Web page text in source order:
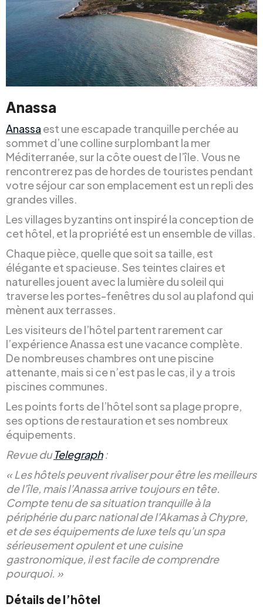
Anassa
Anassa est une escapade tranquille perchée au
sommet d’une colline surplombant la mer
Méditerranée, sur la côte ouest de l’île. Vous ne
rencontrerez pas de hordes de touristes pendant
votre séjour car son emplacement est un repli des
grandes villes.
Les villages byzantins ont inspiré la conception de
cet hôtel, et la propriété est un ensemble de villas.
Chaque pièce, quelle que soit sa taille, est
élégante et spacieuse. Ses teintes claires et
naturelles jouent avec la lumière du soleil qui
traverse les portes-fenêtres du sol au plafond qui
mènent aux terrasses.
Les visiteurs de l’hôtel partent rarement car
l’expérience Anassa est une vacance complète.
De nombreuses chambres ont une piscine
attenante, mais si ce n’est pas le cas, il y a trois
piscines communes.
Les points forts de l’hôtel sont sa plage propre,
ses options de restauration et ses nombreux
équipements.
Revue duTelegraph:
« Les hôtels peuvent rivaliser pour être les meilleurs
de l’île, mais l’Anassa arrive toujours en tête.
Compte tenu de sa situation tranquille à la
périphérie du parc national de l’Akamas à Chypre,
et de ses équipements de luxe tels qu’un spa
sérieusement opulent et une cuisine
gastronomique, il est facile de comprendre
pourquoi. »
Détails de l’hôtel